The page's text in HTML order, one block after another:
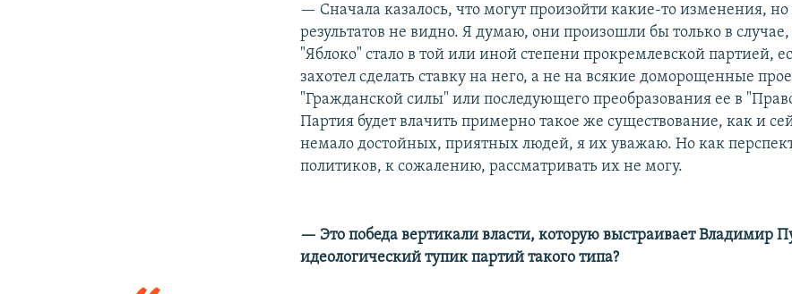
— Сначала казалось, что могут произойти какие-то изменения, но
результатов не видно. Я думаю, они произошли бы только в
"Яблоко" стало в той или иной степени прокремлевской партией,
захотел сделать ставку на него, а не на всякие доморощенные
"Гражданской силы" или последующего преобразования ее в
Партия будет влачить примерно такое же существование, как и
немало достойных, приятных людей, я их уважаю. Но как
политиков, к сожалению, рассматривать их не могу.
— Это победа вертикали власти, которую выстраивает Владимир
идеологический тупик партий такого типа?